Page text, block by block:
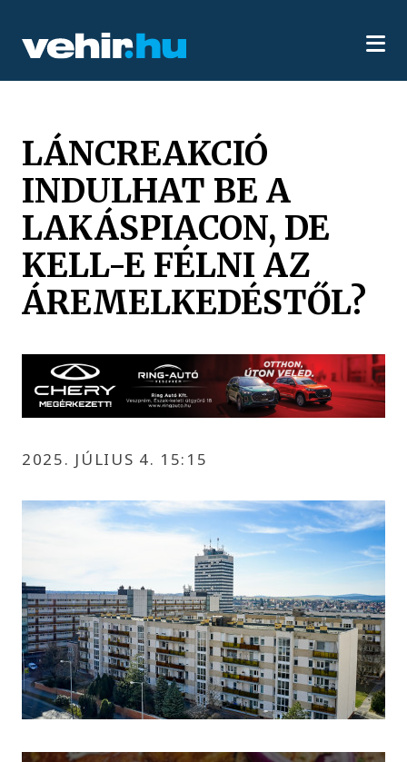
LÁNCREAKCIÓ
INDULHAT BE A
LAKÁSPIACON, DE
KELL-E FÉLNI AZ
ÁREMELKEDÉSTŐL?
2025. JÚLIUS 4. 15:15